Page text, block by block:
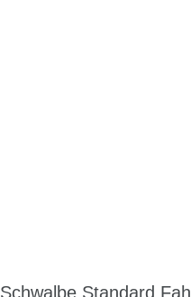
Schwalbe Standard